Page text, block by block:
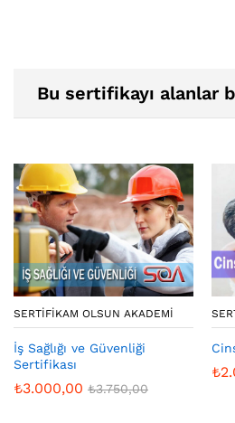
Bu sertifikayı alanlar
SERTIFIKAM OLSUN AKADEMI
İş Sağlığı ve Güvenliği
Sertifikası
₺3.000,00 ₺3.750,00
₺